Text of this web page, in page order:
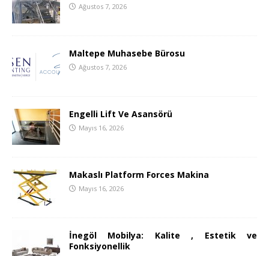
Ağustos 7, 2026
Maltepe Muhasebe Bürosu
Ağustos 7, 2026
Engelli Lift Ve Asansörü
Mayıs 16, 2026
Makaslı Platform Forces Makina
Mayıs 16, 2026
İnegöl Mobilya: Kalite , Estetik ve
Fonksiyonellik